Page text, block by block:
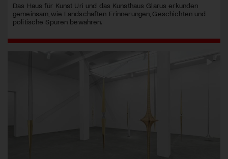
Das Haus für Kunst Uri und das Kunsthaus Glarus erkunden
gemeinsam, wie Landschaften Erinnerungen, Geschichten und
politische Spuren bewahren.